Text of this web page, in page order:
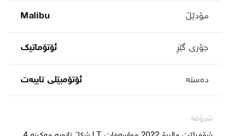
مۆدێڵ Malibu
جۆری گێڕ ئۆتۆماتیک
دەستە ئۆتۆمبێلی تایبه‌ت
شرۆڤە